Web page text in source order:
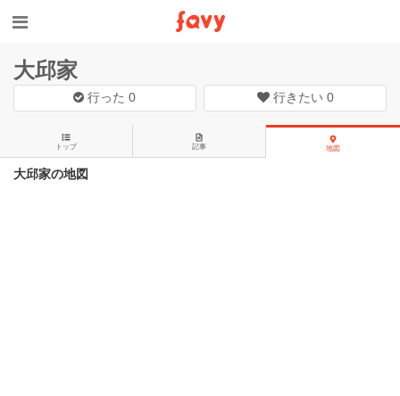
大邱家
行った0 行きたい 0
トップ 記事 地図
大邱家の地図